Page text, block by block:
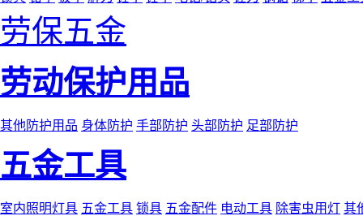
劳保五金
劳动保护用品
其他防护用品 身体防护 手部防护 头部防护 足部防护
五金工具
室内照明灯具 五金工具 锁具 五金配件 电动工具 除害虫用灯 其